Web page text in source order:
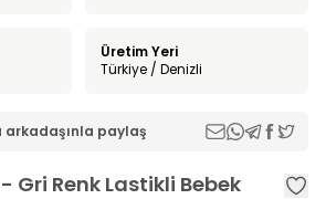
Üretim Yeri
Türkiye / Denizli
arkadaşınla paylaş
Gri Renk Lastikli Bebek